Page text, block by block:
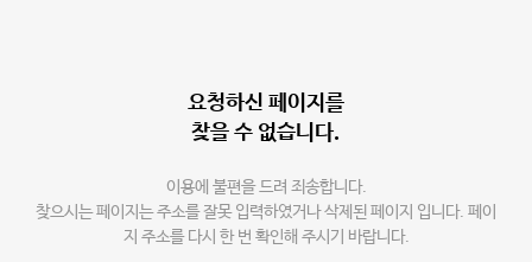
요청하신 페이지를
찾을 수 없습니다.
이용에 불편을 드려 죄송합니다.
찾으시는 페이지는 주소를 잘못 입력하였거나 삭제된 페이지 입니다. 페이
지 주소를 다시 한 번 확인해 주시기 바랍니다.